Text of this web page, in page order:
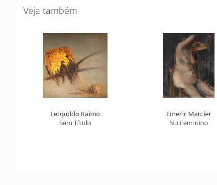
Veja também
Leopoldo Raimo
Sem Título
Emeric Marcier
Nu Feminino